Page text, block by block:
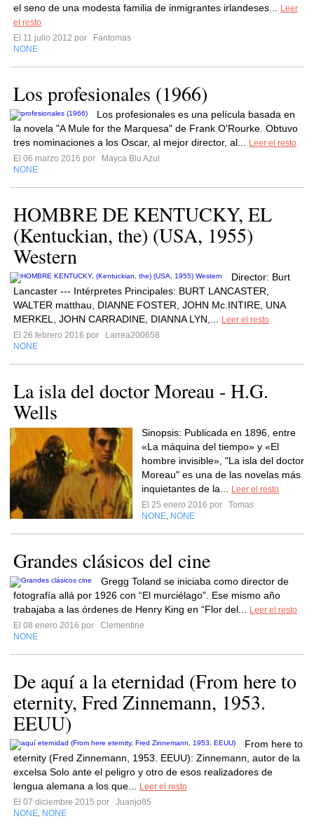
el seno de una modesta familia de inmigrantes irlandeses...
Leer
el resto
El 11 julio 2012 por
Fantomas
NONE
Los profesionales (1966)
Los profesionales es una película basada en
la novela "A Mule for the Marquesa" de Frank O'Rourke. Obtuvo
tres nominaciones a los Oscar, al mejor director, al...
Leer el resto
El 06 marzo 2016 por
Mayca Blu Azul
NONE
HOMBRE DE KENTUCKY, EL
(Kentuckian, the) (USA, 1955)
Western
Director: Burt
Lancaster --- Intérpretes Principales: BURT LANCASTER,
WALTER matthau, DIANNE FOSTER, JOHN Mc.INTIRE, UNA
MERKEL, JOHN CARRADINE, DIANNA LYN,...
Leer el resto
El 26 febrero 2016 por
Larrea200658
NONE
La isla del doctor Moreau - H.G.
Wells
Sinopsis: Publicada en 1896, entre
«La máquina del tiempo» y «El
hombre invisible», "La isla del doctor
Moreau" es una de las novelas más
inquietantes de la...
Leer el resto
El 25 enero 2016 por
Tomas
NONE NONE
Grandes clásicos del cine
Gregg Toland se iniciaba como director de
fotografía allá por 1926 con “El murciélago”. Ese mismo año
trabajaba a las órdenes de Henry King en “Flor del...
Leer el resto
El 08 enero 2016 por
Clementine
NONE
De aquí a la eternidad (From here to
eternity, Fred Zinnemann, 1953.
EEUU)
From here to
eternity (Fred Zinnemann, 1953. EEUU): Zinnemann, autor de la
excelsa Solo ante el peligro y otro de esos realizadores de
lengua alemana a los que...
Leer el resto
El 07 diciembre 2015 por
Juanjo85
NONE NONE